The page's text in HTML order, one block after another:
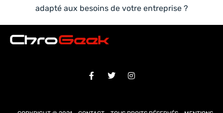
adapté aux besoins de votre entreprise ?